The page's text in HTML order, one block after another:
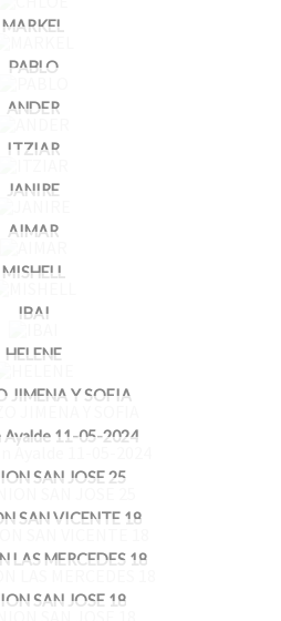
MARKEL
PABLO
ANDER
ITZIAR
JANIRE
AIMAR
MISHELL
IBAI
HELENE
JIMENA Y SOFIA
Ayalde 11-05-2024
SAN JOSE 25
SAN VICENTE 18
LAS MERCEDES 18
SAN JOSE 18